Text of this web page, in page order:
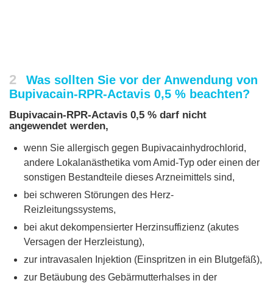
2
Was sollten Sie vor der Anwendung von
Bupivacain-RPR-Actavis 0,5 % beachten?
Bupivacain-RPR-Actavis 0,5 % darf nicht
angewendet werden,
wenn Sie allergisch gegen Bupivacainhydrochlorid,
andere Lokalanästhetika vom Amid-Typ oder einen der
sonstigen Bestandteile dieses Arzneimittels sind,
bei schweren Störungen des Herz-
Reizleitungssystems,
bei akut dekompensierter Herzinsuffizienz (akutes
Versagen der Herzleistung),
zur intravasalen Injektion (Einspritzen in ein Blutgefäß),
zur Betäubung des Gebärmutterhalses in der